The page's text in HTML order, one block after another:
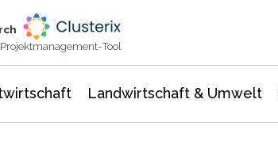
Tool
Landwirtschaft & Umwelt